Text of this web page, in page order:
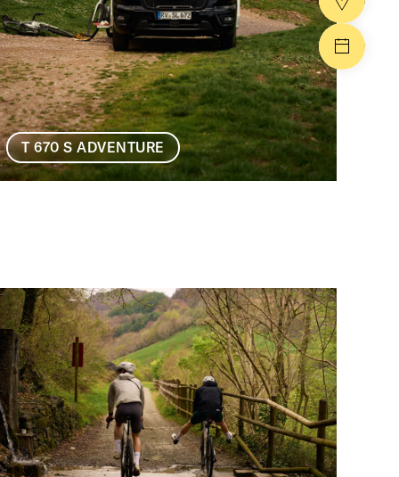
Events
T 670 S ADVENTURE